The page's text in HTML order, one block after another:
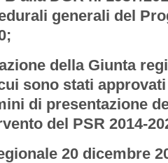
generali del
della Giunta
sono stati
di presentazione
del PSR 2014-
20 dicembre